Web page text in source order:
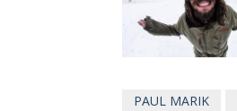
PAUL MARIK